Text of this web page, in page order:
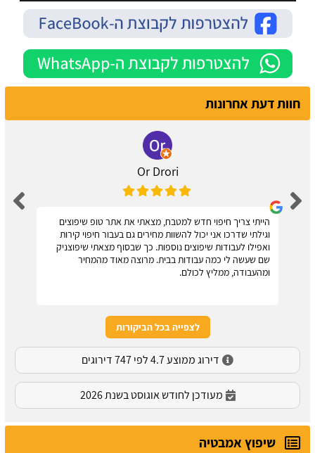
חוות דעת אחרונות
Or Drori
הייתי צריך חיפוי חדש למטבח, מצאתי את אתר טופ שיפוצים
וגילתי שדרכו אני יכול להשוות מחירים גם בעבור חיפוי קירות
ואפילו לעבודות שיפוצים נוספות. כך שבסוף מצאתי שיפוצניק
שם שעשה לי כמה עבודות בבית. מרוצה מאוד מהמחיר
ומהעבודה, ממליץ לכולם.
לצפייה בכל הביקורות
דירוג ממוצע 4.7 לפי 747 דירוגים
מעודכן לחודש אוגוסט בשנת 2026
שיפוץ אמבטיה